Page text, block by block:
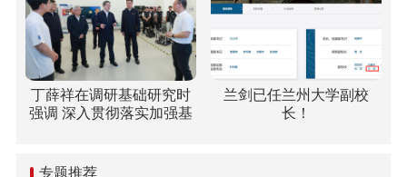
丁薛祥在调研基础研究时
强调 深入贯彻落实加强基
新能力
兰剑已任兰州大学副校
长！
专题推荐